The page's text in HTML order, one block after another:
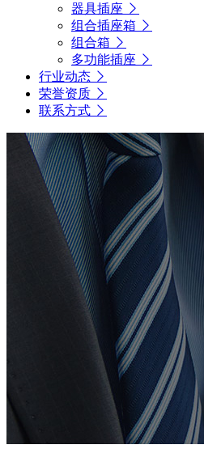
器具插座
组合插座箱
组合箱
多功能插座
行业动态
荣誉资质
联系方式